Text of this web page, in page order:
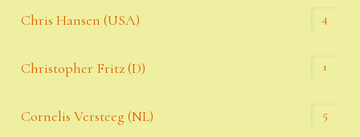
Chris Hansen (USA) 4
Christopher Fritz (D) 1
Cornelis Versteeg (NL) 5